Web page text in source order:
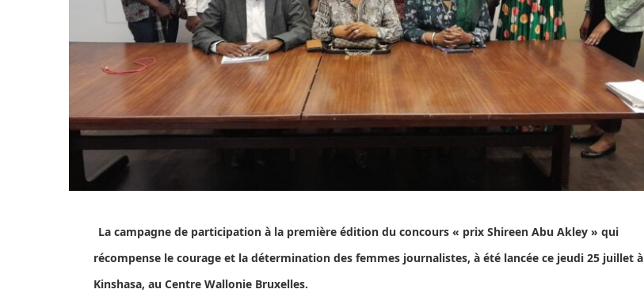
La campagne de participation à la première édition du concours « prix Shireen Abu Akley » qui
récompense le courage et la détermination des femmes journalistes, à été lancée ce jeudi 25 juillet à
Kinshasa, au Centre Wallonie Bruxelles.